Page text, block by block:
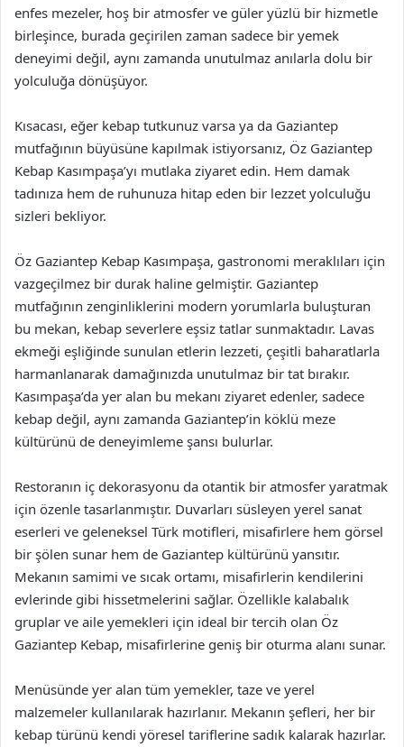
enfes mezeler, hoş bir atmosfer ve güler yüzlü bir hizmetle
birleşince, burada geçirilen zaman sadece bir yemek
deneyimi değil, aynı zamanda unutulmaz anılarla dolu bir
yolculuğa dönüşüyor.
Kısacası, eğer kebap tutkunuz varsa ya da Gaziantep
mutfağının büyüsüne kapılmak istiyorsanız, Öz Gaziantep
Kebap Kasımpaşa’yı mutlaka ziyaret edin. Hem damak
tadınıza hem de ruhunuza hitap eden bir lezzet yolculuğu
sizleri bekliyor.
Öz Gaziantep Kebap Kasımpaşa, gastronomi meraklıları için
vazgeçilmez bir durak haline gelmiştir. Gaziantep
mutfağının zenginliklerini modern yorumlarla buluşturan
bu mekan, kebap severlere eşsiz tatlar sunmaktadır. Lavas
ekmeği eşliğinde sunulan etlerin lezzeti, çeşitli baharatlarla
harmanlanarak damağınızda unutulmaz bir tat bırakır.
Kasımpaşa’da yer alan bu mekanı ziyaret edenler, sadece
kebap değil, aynı zamanda Gaziantep’in köklü meze
kültürünü de deneyimleme şansı bulurlar.
Restoranın iç dekorasyonu da otantik bir atmosfer yaratmak
için özenle tasarlanmıştır. Duvarları süsleyen yerel sanat
eserleri ve geleneksel Türk motifleri, misafirlere hem görsel
bir şölen sunar hem de Gaziantep kültürünü yansıtır.
Mekanın samimi ve sıcak ortamı, misafirlerin kendilerini
evlerinde gibi hissetmelerini sağlar. Özellikle kalabalık
gruplar ve aile yemekleri için ideal bir tercih olan Öz
Gaziantep Kebap, misafirlerine geniş bir oturma alanı sunar.
Menüsünde yer alan tüm yemekler, taze ve yerel
malzemeler kullanılarak hazırlanır. Mekanın şefleri, her bir
kebap türünü kendi yöresel tariflerine sadık kalarak hazırlar.